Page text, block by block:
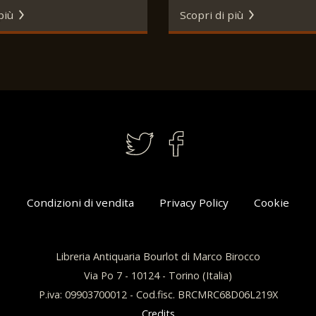
S.A.I.G.A. Fratelli
1905-1920.
Scopri di più
Condizioni di vendita Privacy Policy Cookie
Libreria Antiquaria Bourlot di Marco Birocco
Via Po 7 - 10124 - Torino (Italia)
P.iva: 09903700012 - Cod.fisc. BRCMRC68D06L219X
Credits